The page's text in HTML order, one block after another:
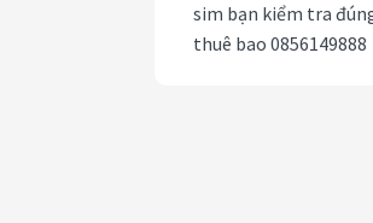
sim bạn kiểm tra
thuê bao 0856149888